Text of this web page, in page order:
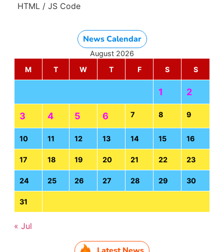
HTML / JS Code
News Calendar
August 2026
M
T W T F S S
1 2
3 4 5 6 7 8 9
10 11 12 13 14 15 16
17 18 19 20 21 22 23
24 25 26 27 28 29 30
31
« Jul